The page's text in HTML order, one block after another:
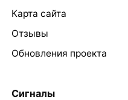
Карта сайта
Отзывы
Обновления проекта
Сигналы